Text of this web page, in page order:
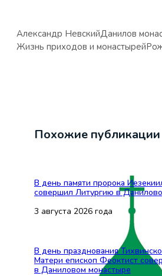
Александр НевскийДанилов
Жизнь приходов и монастырей
Похожие публикации
В день памяти пророка
совершил Литургию в
3 августа 2026 года
В день празднования
Матери епископ Феоктист
в Даниловом монастыре